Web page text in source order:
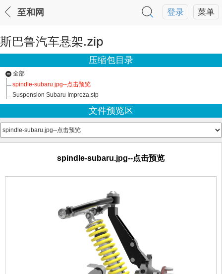
菜单
登录
至和网
斯巴鲁汽车悬架.zip
压缩包目录
全部
spindle-subaru.jpg--点击预览
Suspension Subaru Impreza.stp
文件预览区
spindle-subaru.jpg--点击预览